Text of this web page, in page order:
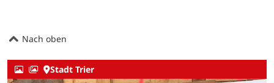
Nach oben
Stadt Trier